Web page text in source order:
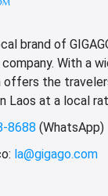
brand of
With a
offers the
Laos at a local
8688 (WhatsApp)
la@gigago.com